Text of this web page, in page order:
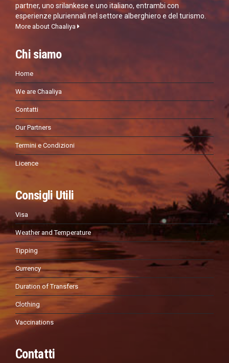
partner, uno srilankese e uno italiano, entrambi con
esperienze pluriennali nel settore alberghiero e del turismo.
More about Chaaliya
Chi siamo
Home
We are Chaaliya
Contatti
Our Partners
Termini e Condizioni
Licence
Consigli Utili
Visa
Weather and Temperature
Tipping
Currency
Duration of Transfers
Clothing
Vaccinations
Contatti